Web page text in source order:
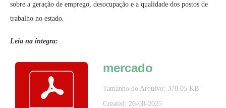
sobre a geração de emprego, desocupação e a qualidade dos postos de
trabalho no estado.
Leia na íntegra:
mercado
Tamanho do Arquivo: 370.05 KB
Created: 26-08-2025